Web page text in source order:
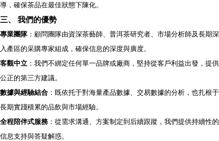
導，確保茶品在最佳狀態下陳化。
三、 我們的優勢
專業團隊：顧問團隊由資深茶藝師、普洱茶研究者、市場分析師及長期深
入產區的采購專家組成，確保信息的深度與廣度。
客觀中立 ：我們不綁定任何單一品牌或廠商，堅持從客戶利益出發，提供
公正的第三方建議。
數據與經驗結合 ：既依托于對海量產品數據、交易數據的分析，也扎根于
長期實踐積累的品飲與市場經驗。
全程陪伴式服務 ：從需求溝通、方案制定到后續跟蹤，我們提供持續性的
信息支持與答疑解惑。